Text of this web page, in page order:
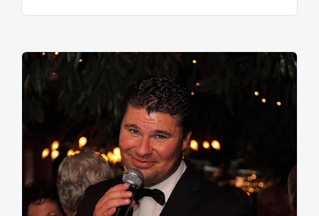
vermijden. Wel mocht hij hooghouden. Daar is voor
hem het Freestyle voetbal begonnen. Hij bouwde dit
uit en leerde truc na truc. ‘De term
is heel
abstract. Het begripstraatis allesomvattend; alles
wat ongebonden is. Neem het voetballen in de pauze
op het schoolplein. Dat vormt je.’
De carrière van Soufiane raakte in een